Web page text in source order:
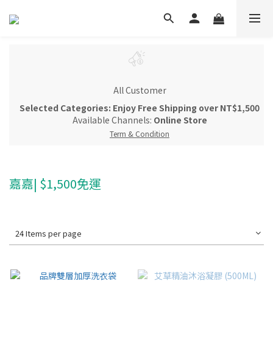
All Customer
Selected Categories: Enjoy Free Shipping over NT$1,500
Available Channels: Online Store
Term & Condition
嘉嘉| $1,500免運
24 Items per page